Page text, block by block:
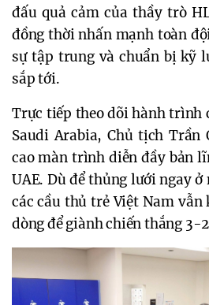
đấu quả cảm của thầy trò
đồng thời nhấn mạnh toàn
sự tập trung và chuẩn bị kỹ
sắp tới.
Trực tiếp theo dõi hành trình
Saudi Arabia, Chủ tịch Trần
cao màn trình diễn đầy bản
UAE. Dù để thủng lưới ngay
các cầu thủ trẻ Việt Nam vẫn
dòng để giành chiến thắng 3-